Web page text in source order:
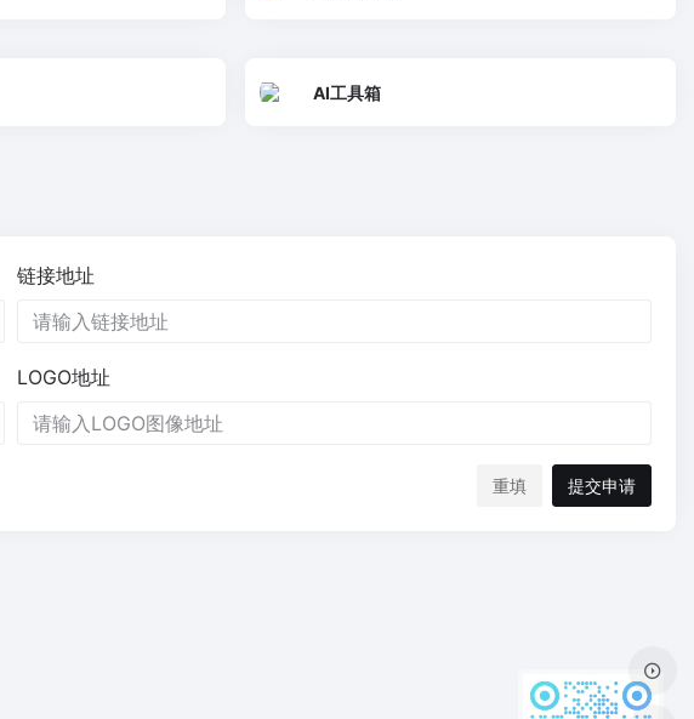
AI工具箱
链接地址
LOGO地址
重填 提交申请